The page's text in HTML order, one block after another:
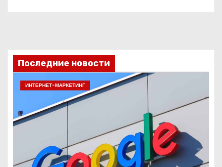
Последние новости
ИНТЕРНЕТ-МАРКЕТИНГ